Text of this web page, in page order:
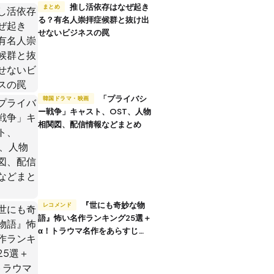
まとめ
推し活依存はなぜ起き
る？有名人崇拝症候群と抜け出
せないビジネスの罠
韓国ドラマ・映画
ー戦争」キャスト、OST、人物
相関図、配信情報などまとめ
レコメンド
語』怖い名作ランキング25選＋
α！トラウマ名作をあらすじ付